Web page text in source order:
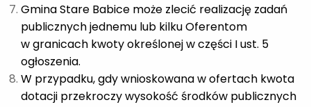
Gmina Stare Babice może zlecić realizację zadań
publicznych jednemu lub kilku Oferentom
w granicach kwoty określonej w części I ust. 5
ogłoszenia.
W przypadku, gdy wnioskowana w ofertach kwota
dotacji przekroczy wysokość środków publicznych